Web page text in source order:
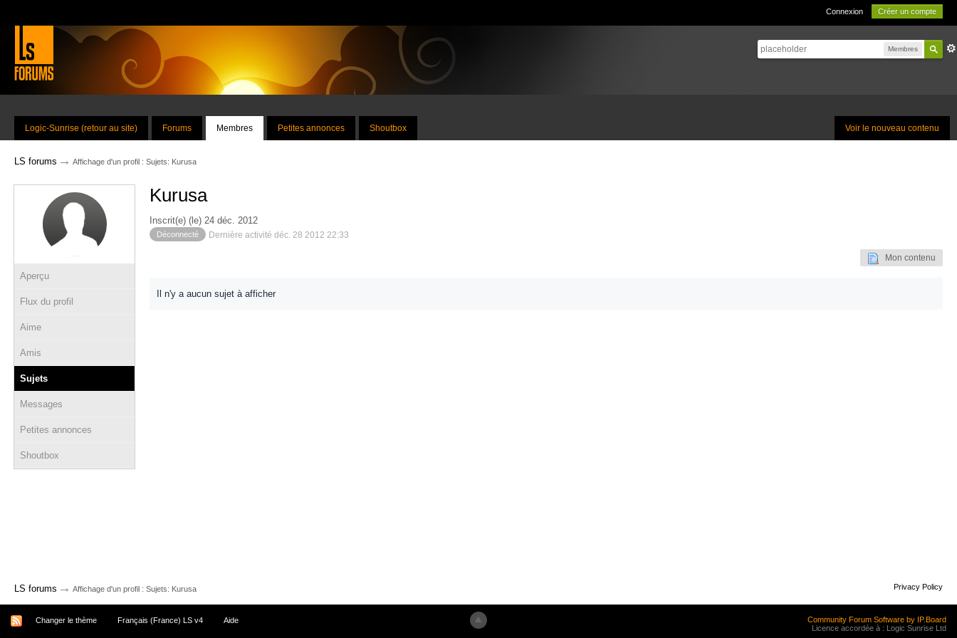
Connexion Créer un compte
Membres
Voir le nouveau contenu
Logic-Sunrise (retour au site) Forums Membres Petites annonces Shoutbox
LS forums → Affichage d'un profil : Sujets: Kurusa
Aperçu
Flux du profil
Aime
Amis
Sujets
Messages
Petites annonces
Shoutbox
Kurusa
Inscrit(e) (le) 24 déc. 2012
Déconnecté Dernière activité déc. 28 2012 22:33
Mon contenu
Il n'y a aucun sujet à afficher
LS forums → Affichage d'un profil : Sujets: Kurusa Privacy Policy
Changer le thème Français (France) LS v4 Aide
Community Forum Software by IP.Board
Licence accordée à : Logic Sunrise Ltd